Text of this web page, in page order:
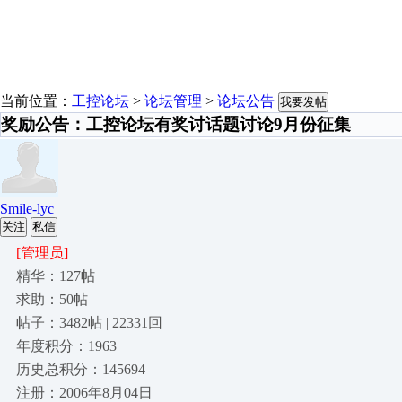
当前位置： 工控论坛 > 论坛管理 > 论坛公告 我要发帖
奖励公告：工控论坛有奖讨话题讨论9月份征集
Smile-lyc
关注 私信
[管理员]
精华：127帖
求助：50帖
帖子：3482帖 | 22331回
年度积分：1963
历史总积分：145694
注册：2006年8月04日